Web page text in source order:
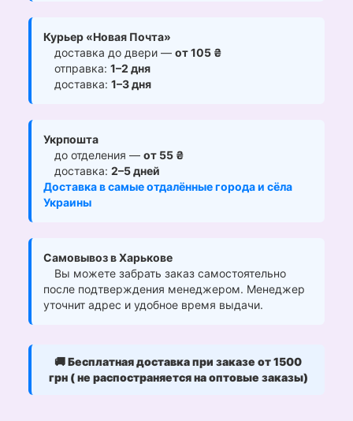
Курьер «Новая Почта»
доставка до двери — от 105 ₴
отправка: 1–2 дня
доставка: 1–3 дня
Укрпошта
до отделения — от 55 ₴
доставка: 2–5 дней
Доставка в самые отдалённые города и сёла
Украины
Самовывоз в Харькове
Вы можете забрать заказ самостоятельно
после подтверждения менеджером. Менеджер
уточнит адрес и удобное время выдачи.
🚚Бесплатная доставка при заказе от 1500
грн ( не распостраняется на оптовые заказы)